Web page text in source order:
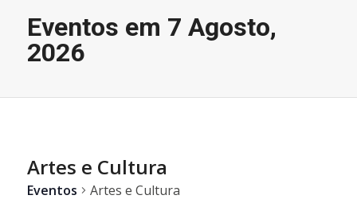
Eventos em 7 Agosto,
2026
Artes e Cultura
Eventos Artes e Cultura